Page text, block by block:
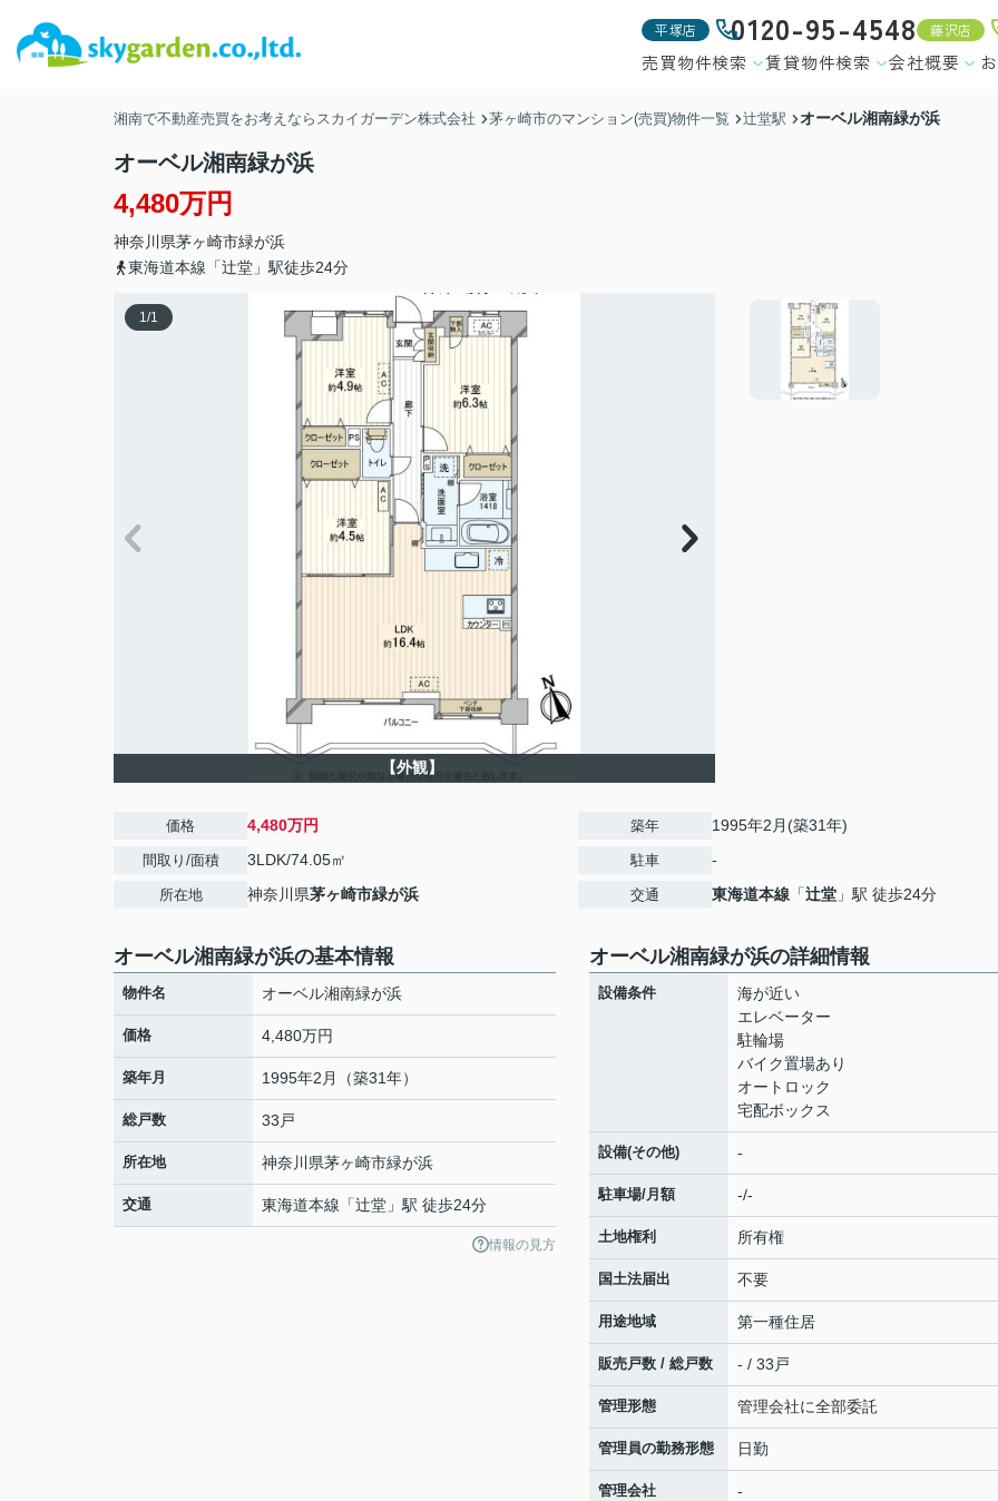
平塚店 0120-95-4548 藤沢店
売買物件検索 賃貸物件検索 会社概要
湘南で不動産売買をお考えならスカイガーデン株式会社 茅ヶ崎市のマンション(売買)物件一覧 辻堂駅 オーベル湘南緑が浜
オーベル湘南緑が浜
4,480万円
神奈川県茅ヶ崎市緑が浜
東海道本線「辻堂」駅徒歩24分
1/1
【外観】
価格 4,480万円
間取り/面積 3LDK/74.05㎡
所在地 神奈川県茅ヶ崎市緑が浜
築年 1995年2月(築31年)
駐車 -
交通 東海道本線 「辻堂 」駅 徒歩24分
オーベル湘南緑が浜の基本情報
物件名 オーベル湘南緑が浜
価格 4,480万円
築年月 1995年2月（築31年）
総戸数 33戸
所在地 神奈川県茅ヶ崎市緑が浜
交通 東海道本線 「辻堂 」駅 徒歩24分
情報の見方
オーベル湘南緑が浜の詳細情報
設備条件
海が近い
エレベーター
駐輪場
バイク置場あり
オートロック
宅配ボックス
設備(その他) -
駐車場/月額 -/-
土地権利 所有権
国土法届出 不要
用途地域 第一種住居
販売戸数 / 総戸数 - / 33戸
管理形態 管理会社に全部委託
管理員の勤務形態 日勤
管理会社 -